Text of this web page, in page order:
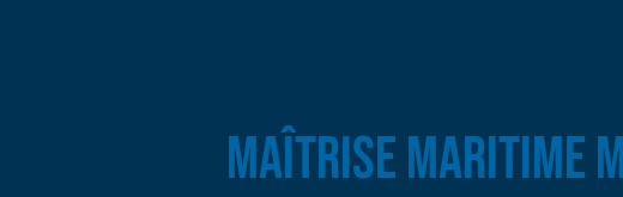
MAÎTRISE MARITIME